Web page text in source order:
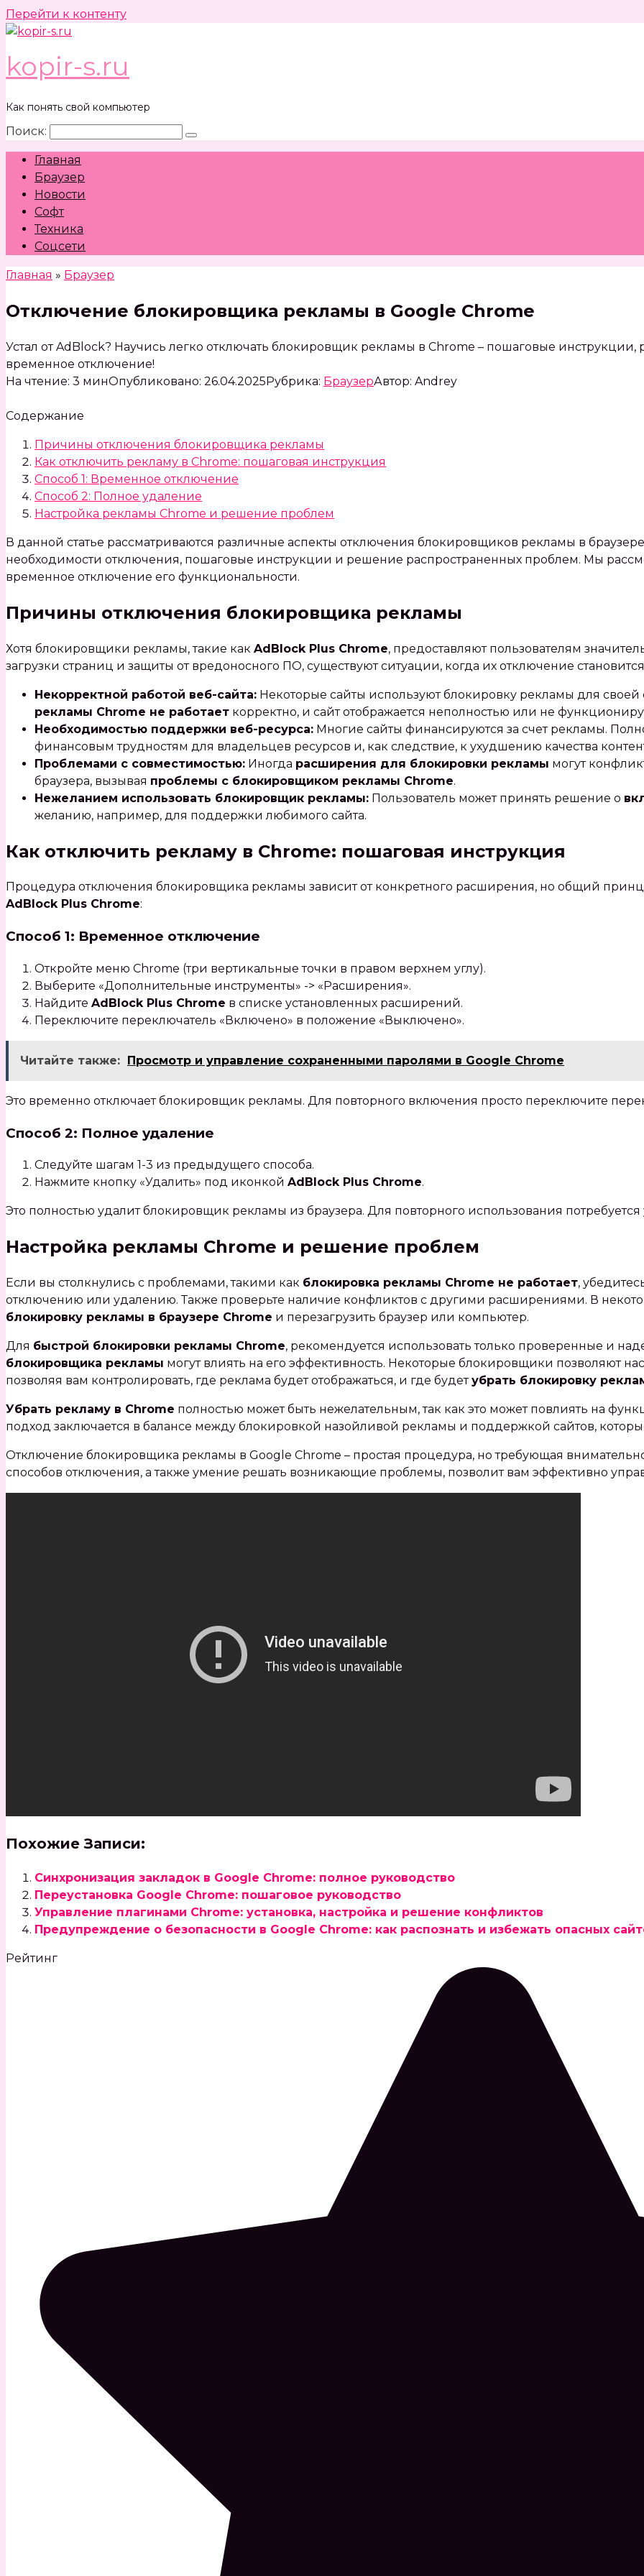
Перейти к контенту
kopir-s.ru
Как понять свой компьютер
Поиск:
Главная
Браузер
Новости
Софт
Техника
Соцсети
Главная » Браузер
Отключение блокировщика рекламы в Google Chrome
Устал от AdBlock? Научись легко отключать блокировщик рекламы в Chrome – пошаговые
временное отключение!
На чтение: 3 минОпубликовано: 26.04.2025Рубрика: БраузерАвтор: Andrey
Содержание
Причины отключения блокировщика рекламы
Как отключить рекламу в Chrome: пошаговая инструкция
Способ 1: Временное отключение
Способ 2: Полное удаление
Настройка рекламы Chrome и решение проблем
В данной статье рассматриваются различные аспекты отключения блокировщиков рекламы в
необходимости отключения‚ пошаговые инструкции и решение распространенных проблем. Мы
временное отключение его функциональности.
Причины отключения блокировщика рекламы
Хотя блокировщики рекламы‚ такие как AdBlock Plus Chrome‚ предоставляют пользователям
загрузки страниц и защиты от вредоносного ПО‚ существуют ситуации‚ когда их отключение
Некорректной работой веб-сайта: Некоторые сайты используют блокировку рекламы для
рекламы Chrome не работает корректно‚ и сайт отображается неполностью или не
Необходимостью поддержки веб-ресурса: Многие сайты финансируются за счет рекламы.
финансовым трудностям для владельцев ресурсов и‚ как следствие‚ к ухудшению качества
Проблемами с совместимостью: Иногда расширения для блокировки рекламы могут
браузера‚ вызывая проблемы с блокировщиком рекламы Chrome.
Нежеланием использовать блокировщик рекламы: Пользователь может принять решение о
желанию‚ например‚ для поддержки любимого сайта.
Как отключить рекламу в Chrome: пошаговая инструкция
Процедура отключения блокировщика рекламы зависит от конкретного расширения‚ но общий
AdBlock Plus Chrome:
Способ 1: Временное отключение
Откройте меню Chrome (три вертикальные точки в правом верхнем углу).
Выберите «Дополнительные инструменты» -> «Расширения».
Найдите AdBlock Plus Chrome в списке установленных расширений.
Переключите переключатель «Включено» в положение «Выключено».
Читайте также: Просмотр и управление сохраненными паролями в Google Chrome
Это временно отключает блокировщик рекламы. Для повторного включения просто переключите
Способ 2: Полное удаление
Следуйте шагам 1-3 из предыдущего способа.
Нажмите кнопку «Удалить» под иконкой AdBlock Plus Chrome.
Это полностью удалит блокировщик рекламы из браузера. Для повторного использования потребуется
Настройка рекламы Chrome и решение проблем
Если вы столкнулись с проблемами‚ такими как блокировка рекламы Chrome не работает‚
отключению или удалению. Также проверьте наличие конфликтов с другими расширениями. В
блокировку рекламы в браузере Chrome и перезагрузить браузер или компьютер.
Для быстрой блокировки рекламы Chrome‚ рекомендуется использовать только проверенные и
блокировщика рекламы могут влиять на его эффективность. Некоторые блокировщики позволяют
позволяя вам контролировать‚ где реклама будет отображаться‚ и где будетубрать блокировку
Убрать рекламу в Chrome полностью может быть нежелательным‚ так как это может повлиять на
подход заключается в балансе между блокировкой назойливой рекламы и поддержкой сайтов‚
Отключение блокировщика рекламы в Google Chrome – простая процедура‚ но требующая
способов отключения‚ а также умение решать возникающие проблемы‚ позволит вам эффективно
Похожие Записи:
Синхронизация закладок в Google Chrome: полное руководство
Переустановка Google Chrome: пошаговое руководство
Управление плагинами Chrome: установка, настройка и решение конфликтов
Предупреждение о безопасности в Google Chrome: как распознать и избежать опасных
Рейтинг